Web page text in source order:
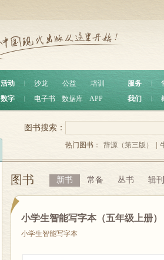
活动 沙龙 公益
培训
数字
电子书 数据库 APP
服务 ︱
我们
图书搜索：
热门图书： 辞源（第三版）
图书 新书 常备 丛书 辑刊
小学生智能写字本（五年级上册）
小学生智能写字本